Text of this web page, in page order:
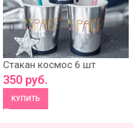
Стакан космос 6 шт
350 руб.
КУПИТЬ